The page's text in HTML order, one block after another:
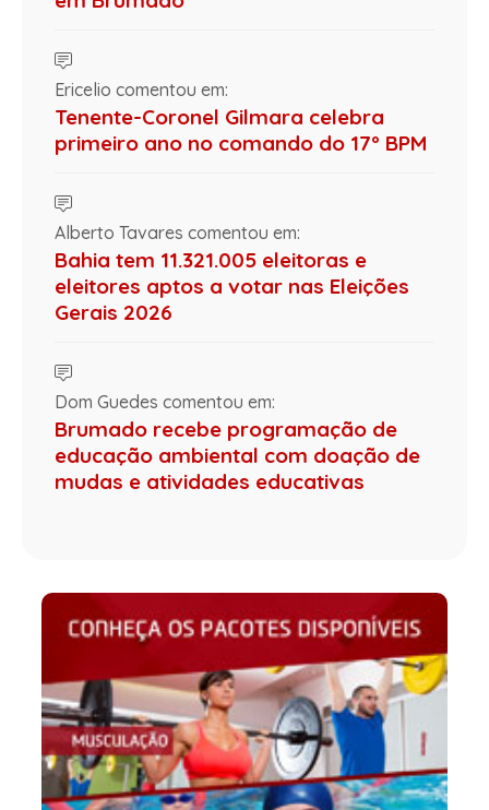
Ericelio comentou em:
Tenente-Coronel Gilmara celebra
primeiro ano no comando do 17º BPM
Alberto Tavares comentou em:
Bahia tem 11.321.005 eleitoras e
eleitores aptos a votar nas Eleições
Gerais 2026
Dom Guedes comentou em:
Brumado recebe programação de
educação ambiental com doação de
mudas e atividades educativas